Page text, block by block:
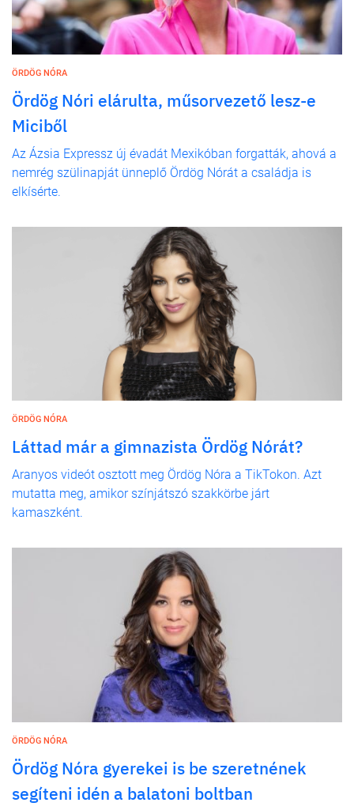
ÖRDÖG NÓRA
Ördög Nóri elárulta, műsorvezető lesz-e
Miciből
Az Ázsia Expressz új évadát Mexikóban forgatták, ahová a
nemrég szülinapját ünneplő Ördög Nórát a családja is
elkísérte.
ÖRDÖG NÓRA
Láttad már a gimnazista Ördög Nórát?
Aranyos videót osztott meg Ördög Nóra a TikTokon. Azt
mutatta meg, amikor színjátszó szakkörbe járt
kamaszként.
ÖRDÖG NÓRA
Ördög Nóra gyerekei is be szeretnének
segíteni idén a balatoni boltban